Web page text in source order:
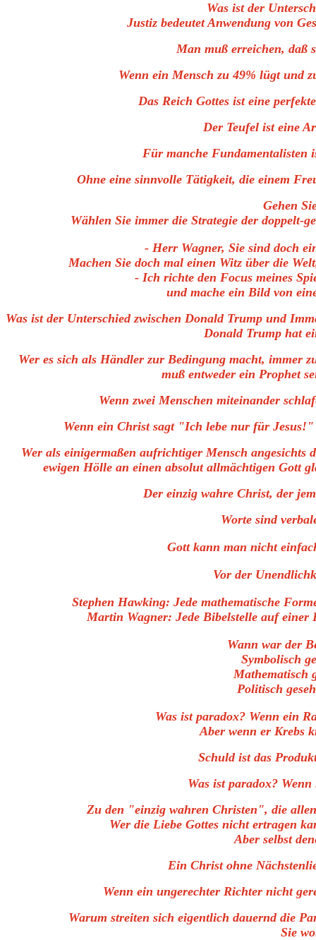
Was ist der
Justiz bedeutet Anwendung von
Man muß erreichen, daß
Wenn ein Mensch zu 49% lügt und
Das Reich Gottes ist eine
Der Teufel ist eine
Für manche Fundamentalisten
Ohne eine sinnvolle Tätigkeit, die einem
Gehen
Wählen Sie immer die Strategie der doppelt-
- Herr Wagner, Sie sind doch
Machen Sie doch mal einen Witz über die
- Ich richte den Focus meines
und mache ein Bild von
Was ist der Unterschied zwischen Donald Trump und
Donald Trump hat
Wer es sich als Händler zur Bedingung macht, immer
muß entweder ein Prophet
Wenn zwei Menschen miteinander
Wenn ein Christ sagt "Ich lebe nur für Jesus!"
Wer als einigermaßen aufrichtiger Mensch angesichts
ewigen Hölle an einen absolut allmächtigen Gott
Der einzig wahre Christ, der
Worte sind
Gott kann man nicht
Vor der
Stephen Hawking: Jede mathematische
Martin Wagner: Jede Bibelstelle auf einer
Wann war der
Symbolisch
Mathematisch
Politisch
Was ist paradox? Wenn ein
Aber wenn er Krebs
Schuld ist das
Was ist paradox?
Zu den "einzig wahren Christen", die
Wer die Liebe Gottes nicht ertragen
Aber selbst
Ein Christ ohne
Wenn ein ungerechter Richter nicht
Warum streiten sich eigentlich dauernd die
Sie